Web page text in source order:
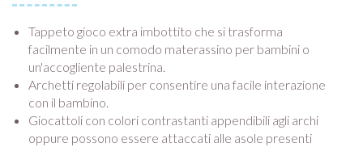
Tappeto gioco extra imbottito che si trasforma
facilmente in un comodo materassino per bambini o
un'accogliente palestrina.
Archetti regolabili per consentire una facile interazione
con il bambino.
Giocattoli con colori contrastanti appendibili agli archi
oppure possono essere attaccati alle asole presenti